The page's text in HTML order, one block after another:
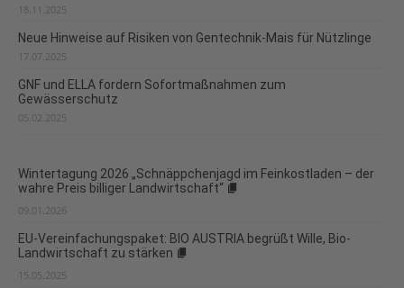
18.11.2025
Neue Hinweise auf Risiken von Gentechnik-Mais für Nützlinge
17.07.2025
GNF und ELLA fordern Sofortmaßnahmen zum
Gewässerschutz
05.02.2025
Wintertagung 2026 „Schnäppchenjagd im Feinkostladen – der
wahre Preis billiger Landwirtschaft“
09.01.2026
EU-Vereinfachungspaket: BIO AUSTRIA begrüßt Wille, Bio-
Landwirtschaft zu stärken
15.05.2025